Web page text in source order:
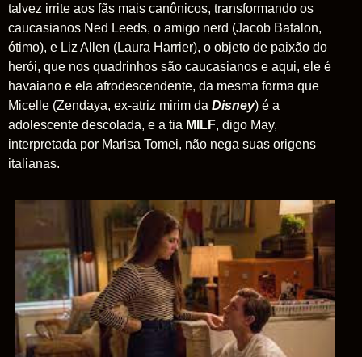
talvez irrite aos fãs mais canônicos, transformando os
caucasianos Ned Leeds, o amigo nerd (Jacob Batalon,
ótimo), e Liz Allen (Laura Harrier), o objeto de paixão do
herói, que nos quadrinhos são caucasianos e aqui, ele é
havaiano e ela afrodescendente, da mesma forma que
Micelle (Zendaya, ex-atriz mirim da Disney) é a
adolescente descolada, e a tia MILF, digo May,
interpretada por Marisa Tomei, não nega suas origens
italianas.